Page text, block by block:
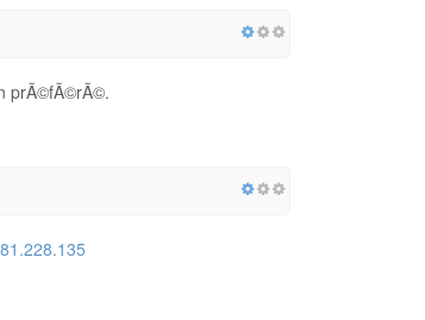
prÃ©fÃ©rÃ©.